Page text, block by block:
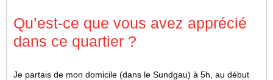
Qu’est-ce que vous avez apprécié
dans ce quartier ?
Je partais de mon domicile (dans le Sundgau) à 5h, au début